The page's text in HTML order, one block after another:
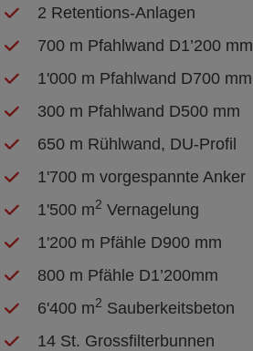
2 Retentions-Anlagen
700 m Pfahlwand D1’200 mm
1'000 m Pfahlwand D700 mm
300 m Pfahlwand D500 mm
650 m Rühlwand, DU-Profil
1'700 m vorgespannte Anker
1'500 m2 Vernagelung
1'200 m Pfähle D900 mm
800 m Pfähle D1’200mm
6'400 m2 Sauberkeitsbeton
14 St. Grossfilterbunnen